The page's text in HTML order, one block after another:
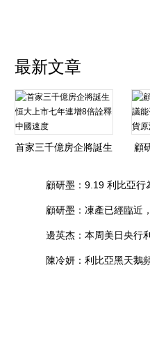
最新文章
首家三千億房企將誕生 顧
顧研墨：9.19 利比亞行
再平衡，現貨原油W形
顧研墨：凍產已經臨近
何？ 9.19現貨原油、天
邊英杰：本周美日央行
貨黃金操作應做好這些
陳冷妍：利比亞黑天鵝